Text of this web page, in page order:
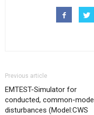
Previous article
EMTEST-Simulator for
conducted, common-mode
disturbances (Model:CWS